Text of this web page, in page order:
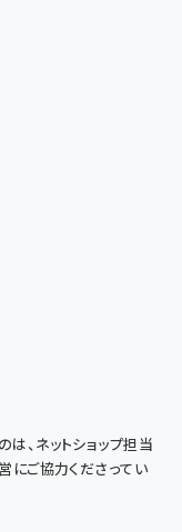
、ネットショップ担当
にご協力くださってい